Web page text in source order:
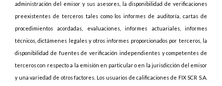
administración del emisor y sus asesores, la disponibilidad de verificaciones
preexistentes de terceros tales como los informes de auditoría, cartas de
procedimientos acordadas, evaluaciones, informes actuariales, informes
técnicos, dictámenes legales y otros informes proporcionados por terceros, la
disponibilidad de fuentes de verificación independientes y competentes de
terceros con respecto a la emisión en particular o en la jurisdicción del emisor
y una variedad de otros factores. Los usuarios de calificaciones de FIX SCR S.A.